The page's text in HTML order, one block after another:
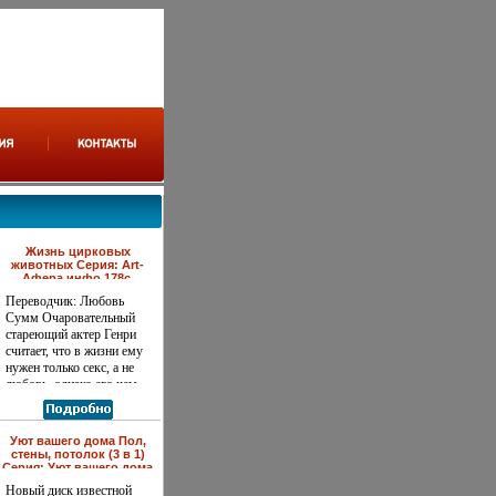
Жизнь цирковых
животных Серия: Art-
Афера инфо 178c.
Переводчик: Любовь
Сумм Очаровательный
стареющий актер Генри
считает, что в жизни ему
нужен только секс, а не
любовь, однако его чем-
то привлекает юный
Тоби, который едва
оправился после разрыва
с преуасмшчспевающим
драматургом Калебом,
чья сестра Джессика
Уют вашего дома Пол,
стены, потолок (3 в 1)
Серия: Уют вашего дома
Новый диск известной